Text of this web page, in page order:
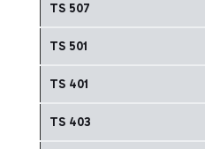
TS 507
TS 501
TS 401
TS 403